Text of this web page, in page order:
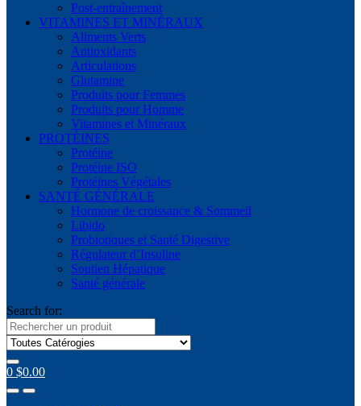
Post-entraînement
VITAMINES ET MINÉRAUX
Aliments Verts
Antioxidants
Articulations
Glutamine
Produits pour Femmes
Produits pour Homme
Vitamines et Minéraux
PROTÉINES
Protéine
Protéine ISO
Protéines Végétales
SANTÉ GÉNÉRALE
Hormone de croissance & Sommeil
Libido
Probiotiques et Santé Digestive
Régulateur d’Insuline
Soutien Hépatique
Santé générale
Search for:
0 $0.00